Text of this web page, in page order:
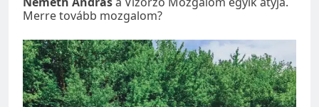
Merre tovább mozgalom?